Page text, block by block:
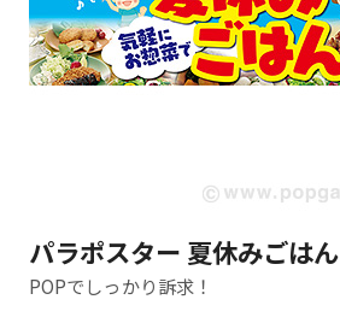
パラポスター 夏休みごはん
POPでしっかり訴求！